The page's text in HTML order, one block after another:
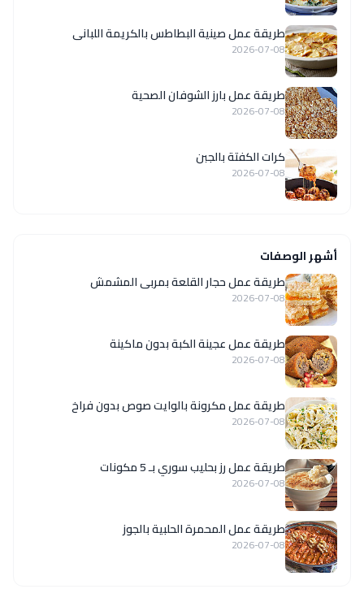
طريقة عمل صينية البطاطس بالكريمة اللبانى
2026-07-08
طريقة عمل بارز الشوفان الصحية
2026-07-08
كرات الكفتة بالجبن
2026-07-08
أشهر الوصفات
طريقة عمل حجار القلعة بمربى المشمش
2026-07-08
طريقة عمل عجينة الكبة بدون ماكينة
2026-07-08
طريقة عمل مكرونة بالوايت صوص بدون فراخ
2026-07-08
طريقة عمل رز بحليب سوري بـ 5 مكونات
2026-07-08
طريقة عمل المحمرة الحلبية بالجوز
2026-07-08